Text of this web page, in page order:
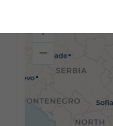
+
−